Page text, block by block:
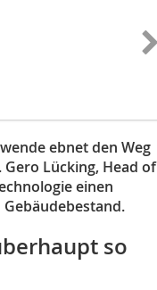
ebnet den Weg
Lücking, Head of
einen
so